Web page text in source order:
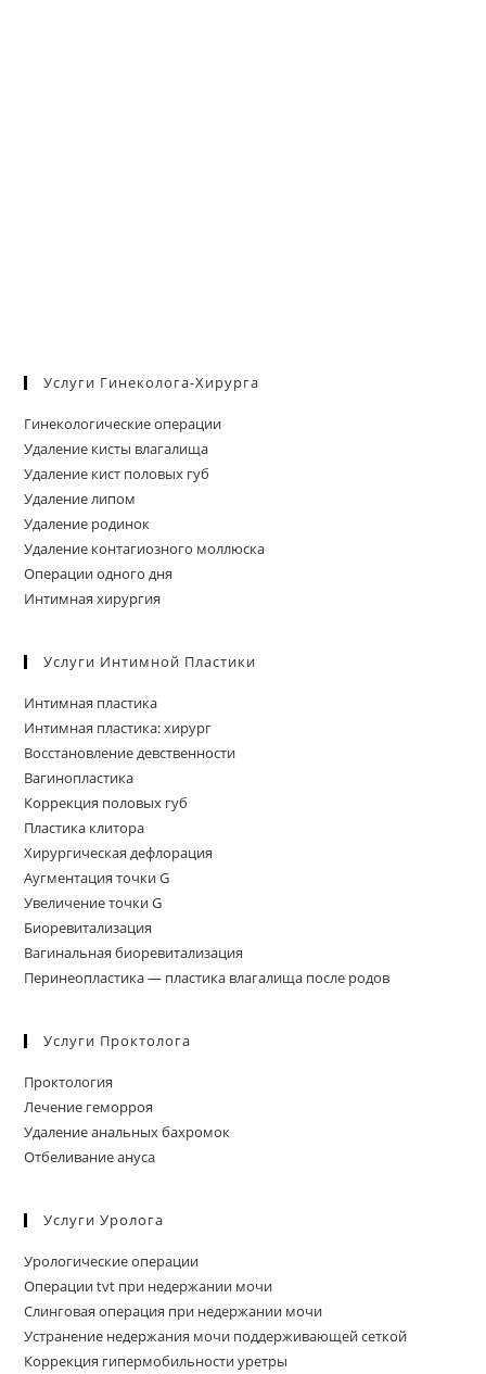
Услуги Гинеколога-Хирурга
Гинекологические операции
Удаление кисты влагалища
Удаление кист половых губ
Удаление липом
Удаление родинок
Удаление контагиозного моллюска
Операции одного дня
Интимная хирургия
Услуги Интимной Пластики
Интимная пластика
Интимная пластика: хирург
Восстановление девственности
Вагинопластика
Коррекция половых губ
Пластика клитора
Хирургическая дефлорация
Аугментация точки G
Увеличение точки G
Биоревитализация
Вагинальная биоревитализация
Перинеопластика — пластика влагалища после родов
Услуги Проктолога
Проктология
Лечение геморроя
Удаление анальных бахромок
Отбеливание ануса
Услуги Уролога
Урологические операции
Операции tvt при недержании мочи
Слинговая операция при недержании мочи
Устранение недержания мочи поддерживающей сеткой
Коррекция гипермобильности уретры